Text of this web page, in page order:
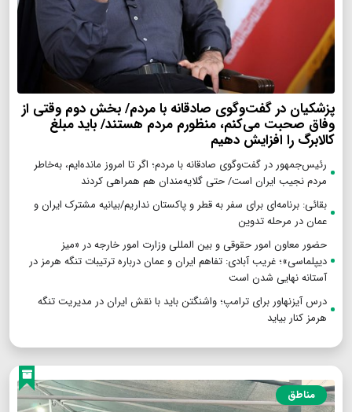
پزشکیان در گفت‌وگوی صادقانه با مردم/ بخش دوم وقتی از
وفاق صحبت می‌کنم، منظورم مردم هستند/ باید مبلغ
کالابرگ را افزایش دهیم
رئیس‌جمهور در گفت‌وگوی صادقانه با مردم؛ اگر تا امروز مانده‌ایم، به‌خاطر
مردم نجیب ایران است/ حتی گلایه‌مندان هم همراهی کردند
بقائی: برنامه‌ای برای سفر به قطر و پاکستان نداریم/بیانیه مشترک ایران و
عمان در مرحله تدوین
حضور معاون امور حقوقی و بین المللی وزارت امور خارجه در «میز
دیپلماسی»؛ غریب آبادی: تفاهم ایران و عمان درباره ترتیبات تنگه هرمز در
آستانه نهایی شدن است
درس آیزنهاور برای ترامپ؛ واشنگتن باید با نقش ایران در مدیریت تنگه
هرمز کنار بیاید
مناطق